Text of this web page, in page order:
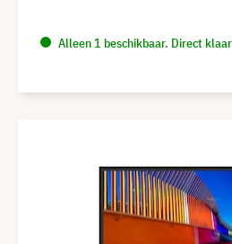
Alleen 1 beschikbaar. Direct